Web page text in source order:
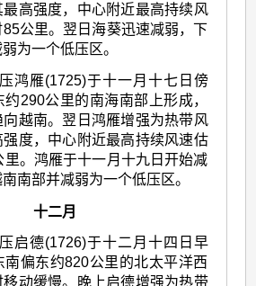
高强度，中心附近最高持续风
公里。翌日海葵迅速减弱，下
为一个低压区。
鸿雁(1725)于十一月十七日傍
290公里的南海南部上形成，
越南。翌日鸿雁增强为热带风
度，中心附近最高持续风速估
里。鸿雁于十一月十九日开始减
南部并减弱为一个低压区。
十二月
启德(1726)于十二月十四日早
南偏东约820公里的北太平洋西
动缓慢。晚上启德增强为热带